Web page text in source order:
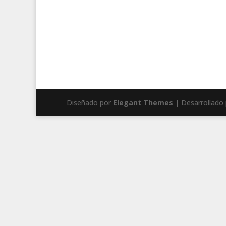
Diseñado por Elegant Themes | Desarrollado